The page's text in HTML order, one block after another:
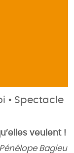
• Spectacle
veulent !
Bagieu